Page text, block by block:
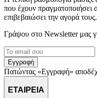
που έχουν
επιβεβαιώσει την αγορά τους.
Γράψου στο Νewsletter μας
Εγγραφή
Πατώντας «Εγγραφή»
ΕΤΑΙΡΕΙΑ